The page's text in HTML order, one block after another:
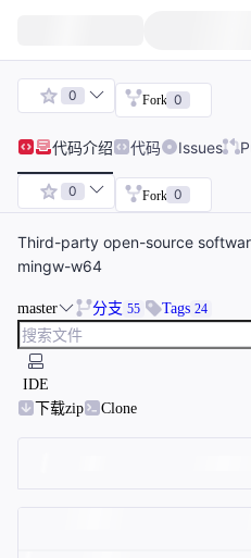
0 Fork 0
代码介绍 代码 Issues
0 Fork 0
Third-party open-source
mingw-w64
master 分支 55 Tags 24
IDE
下载zip
Clone